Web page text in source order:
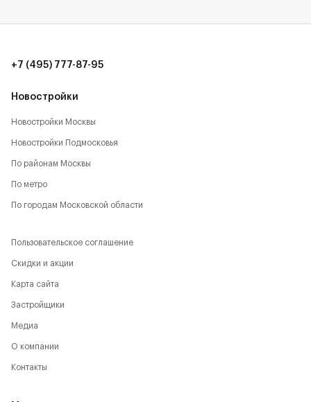
Новостройки
Новостройки Москвы
Новостройки Подмосковья
По районам Москвы
По метро
По городам Московской области
+7 (495) 777-87-95
Пользовательское соглашение
Скидки и акции
Карта сайта
Застройщики
Медиа
О компании
Контакты